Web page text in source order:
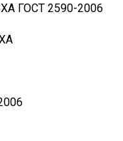
ГОСТ 2590-2006